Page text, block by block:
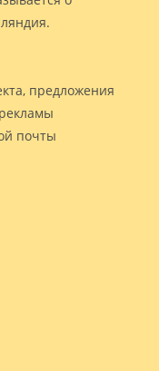
предложения
почты